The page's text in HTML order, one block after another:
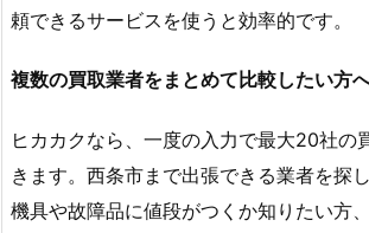
頼できるサービスを使うと効率的です。
複数の買取業者をまとめて比較したい方
ヒカカクなら、一度の入力で最大20社の
きます。西条市まで出張できる業者を探
機具や故障品に値段がつくか知りたい方